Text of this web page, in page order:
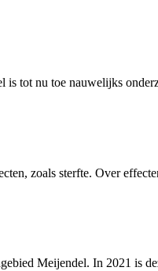
tot nu toe nauwelijks
zoals sterfte. Over
Meijendel. In 2021 is